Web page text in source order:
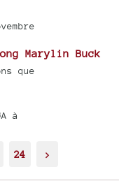
Marylin Buck
que
à
24 >